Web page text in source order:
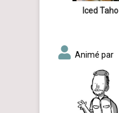
Iced Taho
Animé par